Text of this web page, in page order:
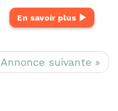
En savoir plus
Annonce suivante »